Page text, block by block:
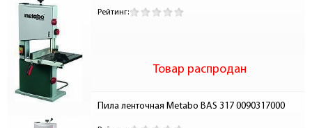
Рейтинг:
Товар распродан
Пила ленточная Metabo BAS 317 0090317000